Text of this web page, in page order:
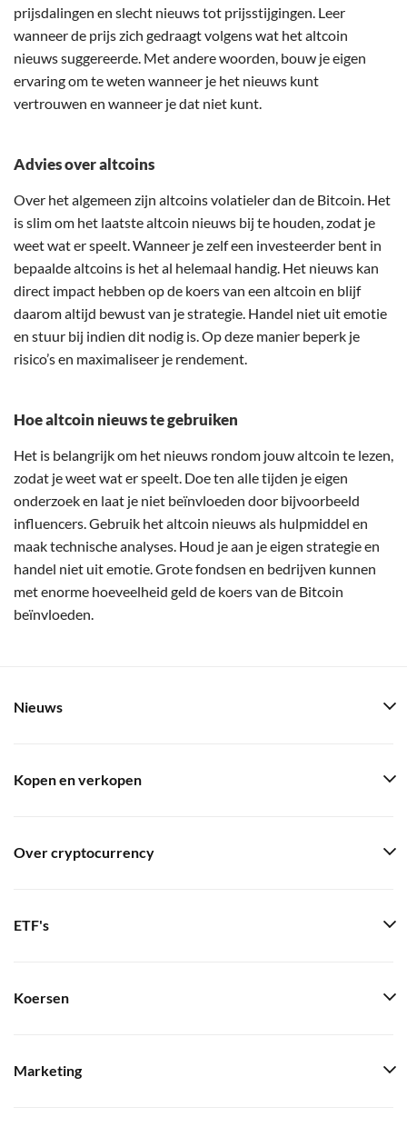
prijsdalingen en slecht nieuws tot prijsstijgingen. Leer
wanneer de prijs zich gedraagt volgens wat het altcoin
nieuws suggereerde. Met andere woorden, bouw je eigen
ervaring om te weten wanneer je het nieuws kunt
vertrouwen en wanneer je dat niet kunt.
Advies over altcoins
Over het algemeen zijn altcoins volatieler dan de Bitcoin. Het
is slim om het laatste altcoin nieuws bij te houden, zodat je
weet wat er speelt. Wanneer je zelf een investeerder bent in
bepaalde altcoins is het al helemaal handig. Het nieuws kan
direct impact hebben op de koers van een altcoin en blijf
daarom altijd bewust van je strategie. Handel niet uit emotie
en stuur bij indien dit nodig is. Op deze manier beperk je
risico’s en maximaliseer je rendement.
Hoe altcoin nieuws te gebruiken
Het is belangrijk om het nieuws rondom jouw altcoin te lezen,
zodat je weet wat er speelt. Doe ten alle tijden je eigen
onderzoek en laat je niet beïnvloeden door bijvoorbeeld
influencers. Gebruik het altcoin nieuws als hulpmiddel en
maak technische analyses. Houd je aan je eigen strategie en
handel niet uit emotie. Grote fondsen en bedrijven kunnen
met enorme hoeveelheid geld de koers van de Bitcoin
beïnvloeden.
Nieuws
Kopen en verkopen
Over cryptocurrency
ETF's
Koersen
Marketing